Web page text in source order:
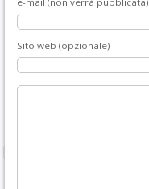
Sito web (opzionale)